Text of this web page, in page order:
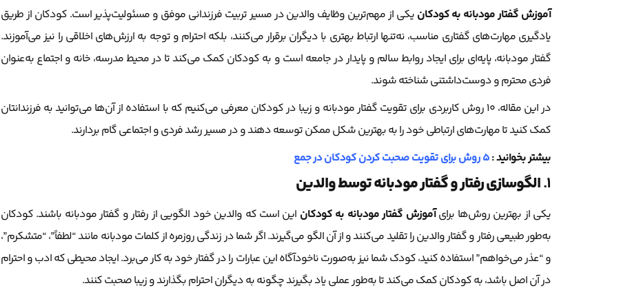
آموزش گفتار مودبانه به کودکان یکی از مهم‌ترین وظایف والدین در مسیر تربیت فرزندانی موفق و مسئولیت‌پذیر است. کودکان از طریق
یادگیری مهارت‌های گفتاری مناسب، نه‌تنها ارتباط بهتری با دیگران برقرار می‌کنند، بلکه احترام و توجه به ارزش‌های اخلاقی را نیز می‌آموزند.
گفتار مودبانه، پایه‌ای برای ایجاد روابط سالم و پایدار در جامعه است و به کودکان کمک می‌کند تا در محیط مدرسه، خانه و اجتماع به‌عنوان
فردی محترم و دوست‌داشتنی شناخته شوند.
در این مقاله، 10 روش کاربردی برای تقویت گفتار مودبانه و زیبا در کودکان معرفی می‌کنیم که با استفاده از آن‌ها می‌توانید به فرزندانتان
کمک کنید تا مهارت‌های ارتباطی خود را به بهترین شکل ممکن توسعه دهند و در مسیر رشد فردی و اجتماعی گام بردارند.
بیشتر بخوانید :5 روش برای تقویت صحبت کردن کودکان در جمع
1. الگوسازی رفتار و گفتار مودبانه توسط والدین
یکی از بهترین روش‌ها برایآموزش گفتار مودبانه به کودکان این است که والدین خود الگویی از رفتار و گفتار مودبانه باشند. کودکان
به‌طور طبیعی رفتار و گفتار والدین را تقلید می‌کنند و از آن الگو می‌گیرند. اگر شما در زندگی روزمره از کلمات مودبانه مانند “لطفاً”، “متشکرم”،
و “عذر می‌خواهم” استفاده کنید، کودک شما نیز به‌صورت ناخودآگاه این عبارات را در گفتار خود به کار می‌برد. ایجاد محیطی که ادب و احترام
در آن اصل باشد، به کودکان کمک می‌کند تا به‌طور عملی یاد بگیرند چگونه به دیگران احترام بگذارند و زیبا صحبت کنند.